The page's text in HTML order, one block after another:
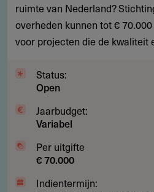
kunstprojecten
in
de
ruimte
ruimte van Nederland?
overheden kunnen tot €
voor projecten die de kwaliteit
Status:
Open
Jaarbudget:
Variabel
Per uitgifte
€ 70.000
Indientermijn: